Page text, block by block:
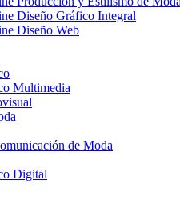
Diseño Gráfico Integral
Diseño Web
Multimedia
de Moda
Digital